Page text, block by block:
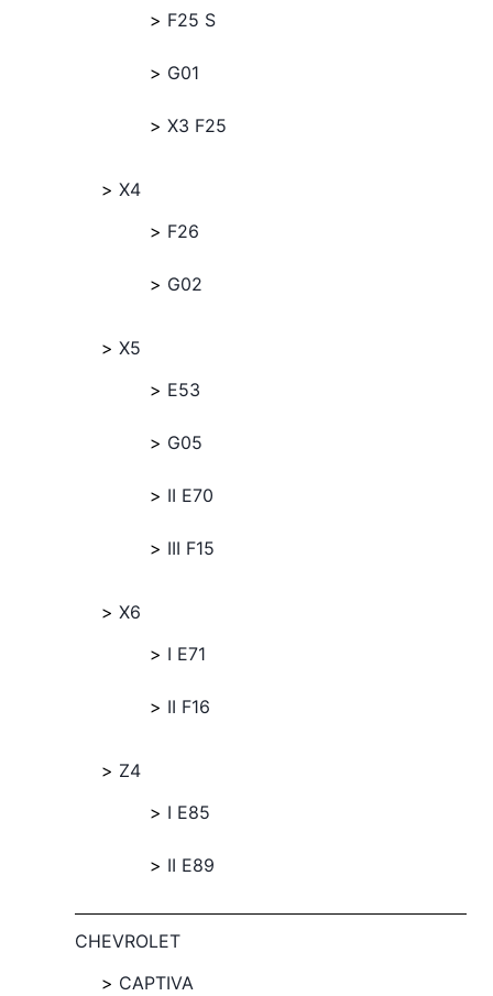
F25 S
G01
X3 F25
X4
F26
G02
X5
E53
G05
II E70
III F15
X6
I E71
II F16
Z4
I E85
II E89
CHEVROLET
CAPTIVA